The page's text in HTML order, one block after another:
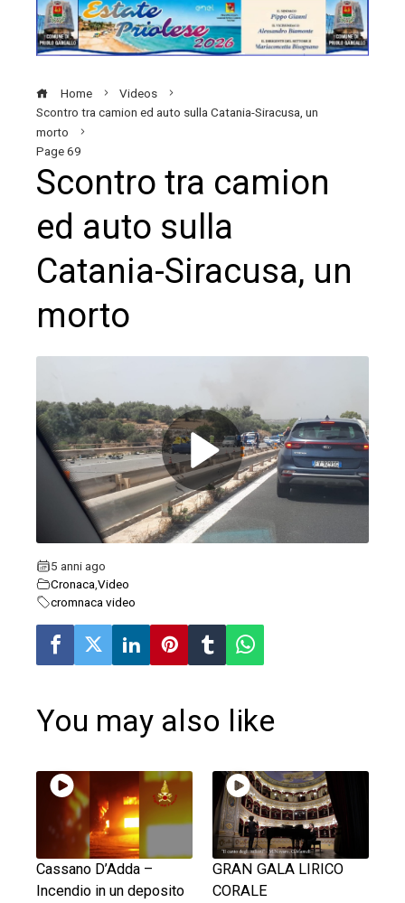
Home
Videos
Scontro tra camion ed auto sulla Catania-Siracusa, un
morto
Page 69
Scontro tra camion
ed auto sulla
Catania-Siracusa, un
morto
5 anni ago
Cronaca Video
cromnaca video
You may also like
Cassano D’Adda –
Incendio in un deposito
GRAN GALA LIRICO
CORALE